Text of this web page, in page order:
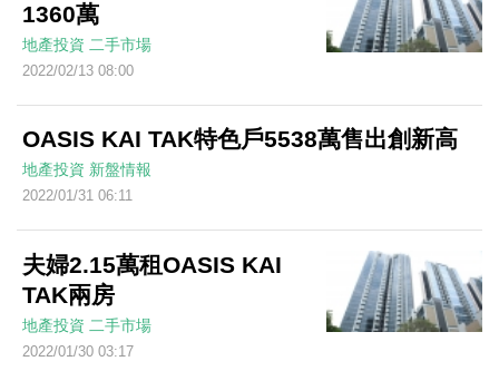
1360萬
地產投資 二手市場
2022/02/13 08:00
OASIS KAI TAK特色戶5538萬售出創新高
地產投資 新盤情報
2022/01/31 06:11
夫婦2.15萬租OASIS KAI
TAK兩房
地產投資 二手市場
2022/01/30 03:17